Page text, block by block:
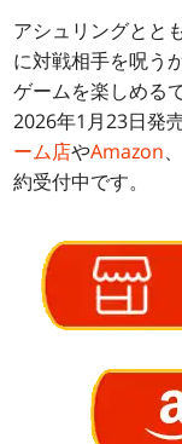
アシュリングとと
に対戦相手を呪う
ゲームを楽しめる
2026年1月23日発
ーム店やAmazon
約受付中です。